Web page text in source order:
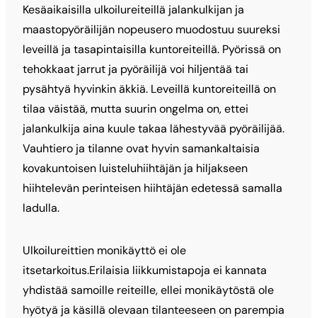
Kesäaikaisilla ulkoilureiteillä jalankulkijan ja
maastopyöräilijän nopeusero muodostuu suureksi
leveillä ja tasapintaisilla kuntoreiteillä. Pyörissä on
tehokkaat jarrut ja pyöräilijä voi hiljentää tai
pysähtyä hyvinkin äkkiä. Leveillä kuntoreiteillä on
tilaa väistää, mutta suurin ongelma on, ettei
jalankulkija aina kuule takaa lähestyvää pyöräilijää.
Vauhtiero ja tilanne ovat hyvin samankaltaisia
kovakuntoisen luisteluhiihtäjän ja hiljakseen
hiihtelevän perinteisen hiihtäjän edetessä samalla
ladulla.
Ulkoilureittien monikäyttö ei ole
itsetarkoitus.Erilaisia liikkumistapoja ei kannata
yhdistää samoille reiteille, ellei monikäytöstä ole
hyötyä ja kä­sillä olevaan tilanteeseen on parempia